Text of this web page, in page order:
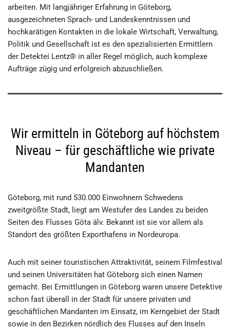
arbeiten. Mit langjähriger Erfahrung in Göteborg,
ausgezeichneten Sprach- und Landeskenntnissen und
hochkarätigen Kontakten in die lokale Wirtschaft, Verwaltung,
Politik und Gesellschaft ist es den spezialisierten Ermittlern
der Detektei Lentz® in aller Regel möglich, auch komplexe
Aufträge zügig und erfolgreich abzuschließen.
Wir ermitteln in Göteborg auf höchstem
Niveau – für geschäftliche wie private
Mandanten
Göteborg, mit rund 530.000 Einwohnern Schwedens
zweitgrößte Stadt, liegt am Westufer des Landes zu beiden
Seiten des Flusses Göta älv. Bekannt ist sie vor allem als
Standort des größten Exporthafens in Nordeuropa.
Auch mit seiner touristischen Attraktivität, seinem Filmfestival
und seinen Universitäten hat Göteborg sich einen Namen
gemacht. Bei Ermittlungen in Göteborg waren unsere Detektive
schon fast überall in der Stadt für unsere privaten und
geschäftlichen Mandanten im Einsatz, im Kerngebiet der Stadt
sowie in den Bezirken nördlich des Flusses auf den Inseln